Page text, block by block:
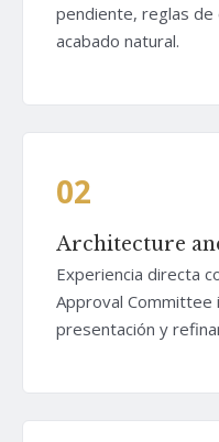
pendiente, reglas
acabado natural.
02
Architecture
Experiencia directa
Approval Committee
presentación y